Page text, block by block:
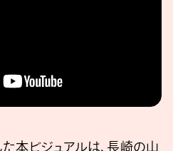
本ビジュアルは、長崎の山